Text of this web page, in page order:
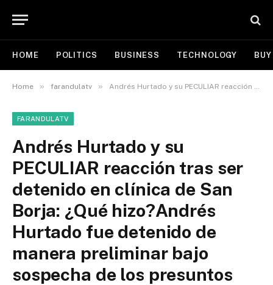
HOME POLITICS BUSINESS TECHNOLOGY
Home » farandulatv » Andrés Hurtado y su PECULIAR reacción tras ser detenido en clínica de San Borja: ¿Qué hizo?Andrés Hurtado fue detenido de manera preliminar bajo sospecha de los presuntos delitos de tráfico de influencias y cohecho activo.Andrés Hurtadoredactor: Karla Caycho
FARANDULATV
Andrés Hurtado y su
PECULIAR reacción tras ser
detenido en clínica de San
Borja: ¿Qué hizo?Andrés
Hurtado fue detenido de
manera preliminar bajo
sospecha de los presuntos